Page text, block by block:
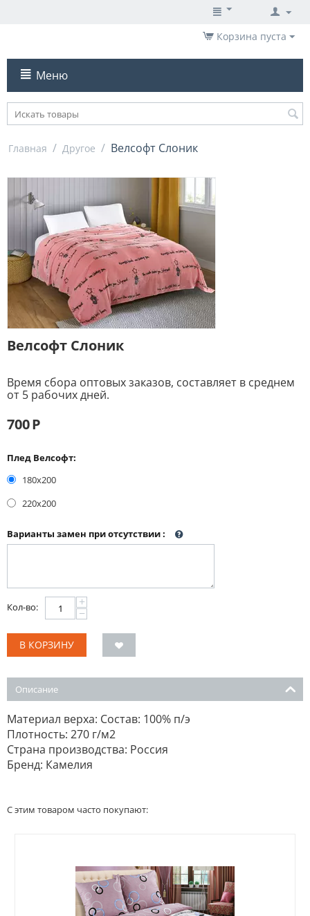
Корзина пуста
Меню
Главная / Другое / Велсофт Слоник
Велсофт Слоник
Время сбора оптовых заказов, составляет в среднем
от 5 рабочих дней.
700Р
Плед Велсофт:
180х200
220х200
Варианты замен при отсутствии:
Кол-во: +
−
В КОРЗИНУ
Описание
Материал верха: Состав: 100% п/э
Плотность: 270 г/м2
Страна производства: Россия
Бренд: Камелия
С этим товаром часто покупают: